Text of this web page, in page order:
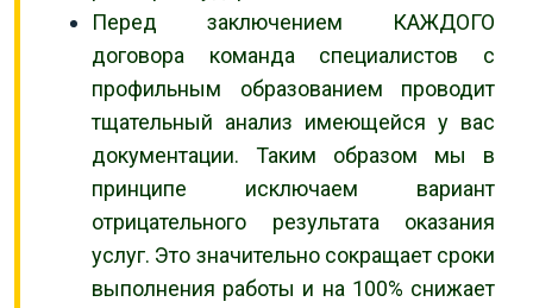
Перед заключением КАЖДОГО
договора команда специалистов с
профильным образованием проводит
тщательный анализ имеющейся у вас
документации. Таким образом мы в
принципе исключаем вариант
отрицательного результата оказания
услуг. Это значительно сокращает сроки
выполнения работы и на 100% снижает